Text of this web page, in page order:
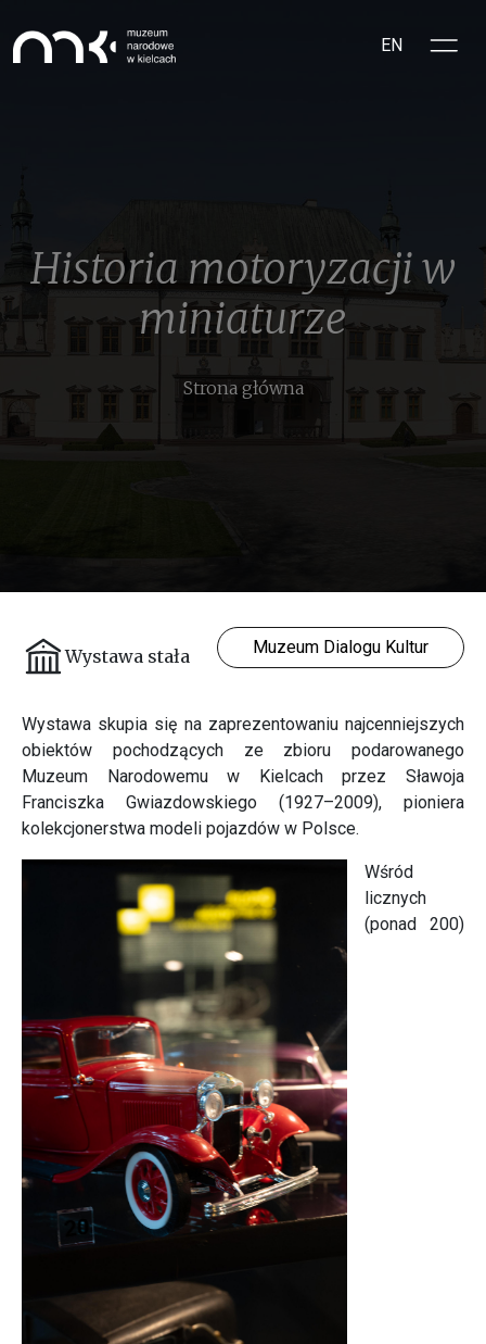
EN
Historia motoryzacji w
miniaturze
Ścieżka nawigacyjna
Strona główna
Wystawa stała Muzeum Dialogu Kultur
Wystawa skupia się na zaprezentowaniu najcenniejszych
obiektów pochodzących ze zbioru podarowanego
Muzeum Narodowemu w Kielcach przez Sławoja
Franciszka Gwiazdowskiego (1927–2009), pioniera
kolekcjonerstwa modeli pojazdów w Polsce.
Wśród
licznych
(ponad 200)